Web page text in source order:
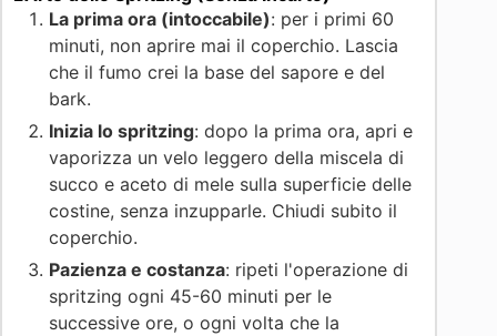
La prima ora (intoccabile): per i primi 60
minuti, non aprire mai il coperchio. Lascia
che il fumo crei la base del sapore e del
bark.
Inizia lo spritzing: dopo la prima ora, apri e
vaporizza un velo leggero della miscela di
succo e aceto di mele sulla superficie delle
costine, senza inzupparle. Chiudi subito il
coperchio.
Pazienza e costanza: ripeti l'operazione di
spritzing ogni 45-60 minuti per le
successive ore, o ogni volta che la